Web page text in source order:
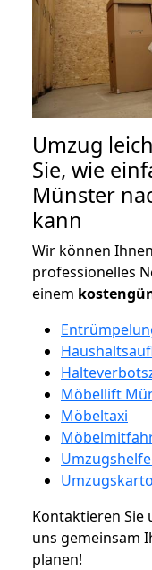
Umzug
Sie, wie
Münster
kann
Wir können
professionelles
einem
Möbellift
Möbeltaxi
Kontaktieren Sie
uns gemeinsam
planen!